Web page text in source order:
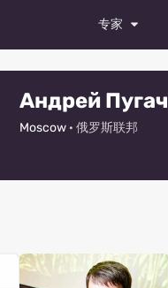
专家
演员
舞者
时装设计师
Андрей Пугач
Moscow · 俄罗斯联邦